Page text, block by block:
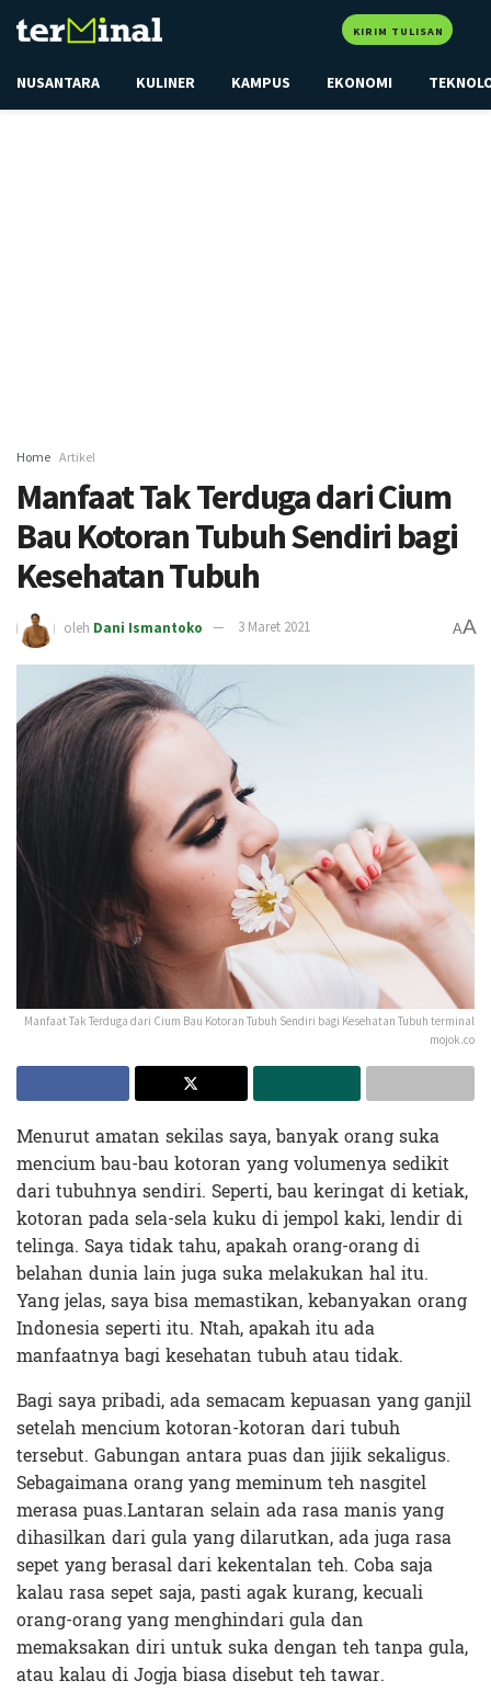
KIRIM TULISAN
NUSANTARA KULINER KAMPUS EKONOMI
Home Artikel
Manfaat Tak Terduga dari Cium
Bau Kotoran Tubuh Sendiri bagi
Kesehatan Tubuh
oleh Dani Ismantoko 3 Maret 2021 AA
Manfaat Tak Terduga dari Cium Bau Kotoran Tubuh Sendiri bagi Kesehatan Tubuh terminal
mojok.co
Menurut amatan sekilas saya, banyak orang suka
mencium bau-bau kotoran yang volumenya sedikit
dari tubuhnya sendiri. Seperti, bau keringat di ketiak,
kotoran pada sela-sela kuku di jempol kaki, lendir di
telinga. Saya tidak tahu, apakah orang-orang di
belahan dunia lain juga suka melakukan hal itu.
Yang jelas, saya bisa memastikan, kebanyakan orang
Indonesia seperti itu. Ntah, apakah itu ada
manfaatnya bagi kesehatan tubuh atau tidak.
Bagi saya pribadi, ada semacam kepuasan yang ganjil
setelah mencium kotoran-kotoran dari tubuh
tersebut. Gabungan antara puas dan jijik sekaligus.
Sebagaimana orang yang meminum teh nasgitel
merasa puas.Lantaran selain ada rasa manis yang
dihasilkan dari gula yang dilarutkan, ada juga rasa
sepet yang berasal dari kekentalan teh. Coba saja
kalau rasa sepet saja, pasti agak kurang, kecuali
orang-orang yang menghindari gula dan
memaksakan diri untuk suka dengan teh tanpa gula,
atau kalau di Jogja biasa disebut teh tawar.